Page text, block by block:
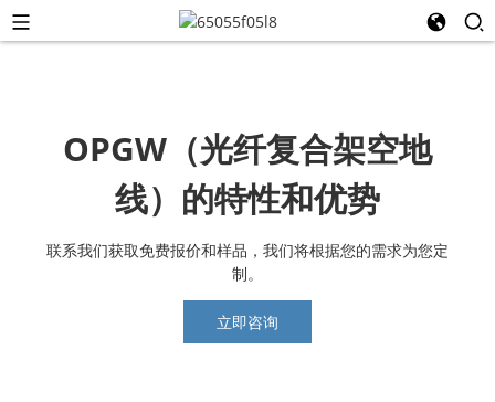
OPGW（光纤复合架空地
线）的特性和优势
联系我们获取免费报价和样品，我们将根据您的需求为您定
制。
立即咨询